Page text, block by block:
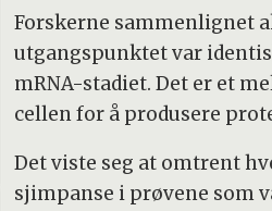
Forskerne sammenlignet
utgangspunktet var
mRNA-stadiet. Det er et
cellen for å produsere
Det viste seg at omtrent
sjimpanse i prøvene som